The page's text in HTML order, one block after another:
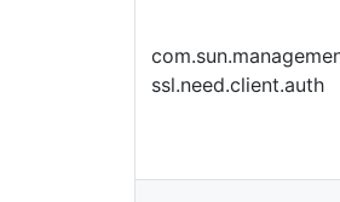
ssl.need.client.auth